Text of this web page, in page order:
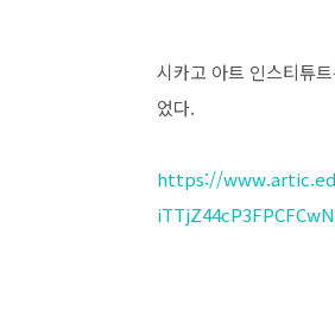
시카고 아트 인스티튜
었다.
https://